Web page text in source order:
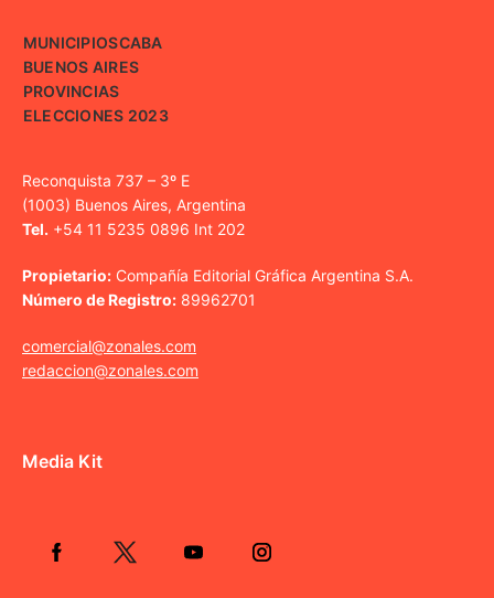
MUNICIPIOSCABA
BUENOS AIRES
PROVINCIAS
ELECCIONES 2023
Reconquista 737 – 3º E
(1003) Buenos Aires, Argentina
Tel. +54 11 5235 0896 Int 202
Propietario: Compañía Editorial Gráfica Argentina S.A.
Número de Registro: 89962701
comercial@zonales.com
redaccion@zonales.com
Media Kit